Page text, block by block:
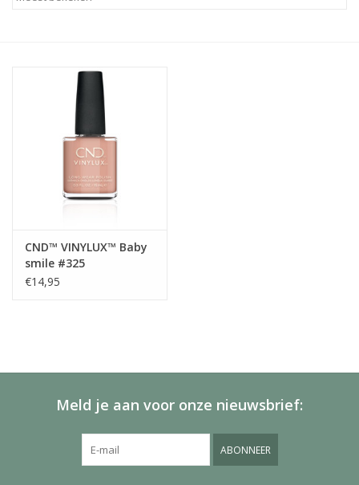
CND™ VINYLUX™ Baby
smile #325
€14,95
Meld je aan voor onze nieuwsbrief:
ABONNEER